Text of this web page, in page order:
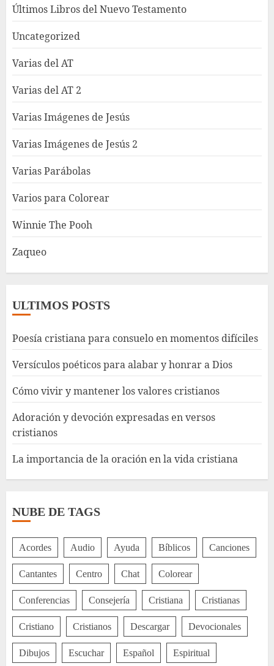
Últimos Libros del Nuevo Testamento
Uncategorized
Varias del AT
Varias del AT 2
Varias Imágenes de Jesús
Varias Imágenes de Jesús 2
Varias Parábolas
Varios para Colorear
Winnie The Pooh
Zaqueo
ULTIMOS POSTS
Poesía cristiana para consuelo en momentos difíciles
Versículos poéticos para alabar y honrar a Dios
Cómo vivir y mantener los valores cristianos
Adoración y devoción expresadas en versos
cristianos
La importancia de la oración en la vida cristiana
NUBE DE TAGS
Acordes Audio Ayuda Bíblicos Canciones
Cantantes Centro Chat Colorear
Conferencias Consejería Cristiana Cristianas
Cristiano Cristianos Descargar Devocionales
Dibujos Escuchar Español Espiritual